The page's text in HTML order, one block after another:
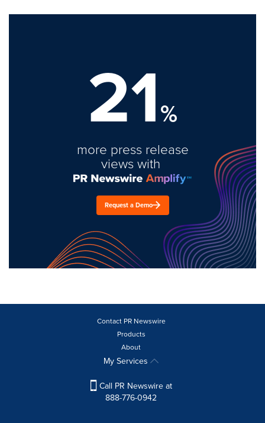
21%
more press release
views with
Request a Demo
Contact PR Newswire
Products
About
My Services
Call PR Newswire at
888-776-0942